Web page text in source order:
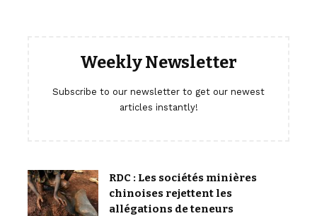
Weekly Newsletter
Subscribe to our newsletter to get our newest
articles instantly!
RDC : Les sociétés minières
chinoises rejettent les
allégations de teneurs